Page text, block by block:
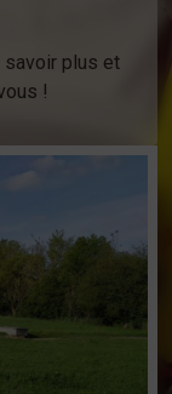
savoir plus et
!